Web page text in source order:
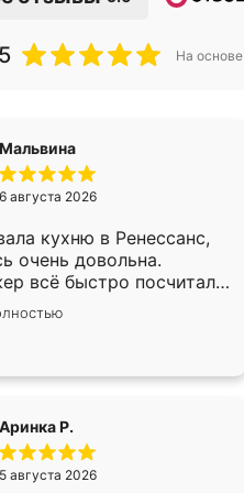
На основе
Мальвина
6 августа 2026
кухню в Ренессанс,
очень довольна.
всё быстро посчитала,
отвечала сразу.
приехал в субботу,
отличное, ящики ходят
не скрипит. Всё
как влитое.
Аринка Р.
5 августа 2026